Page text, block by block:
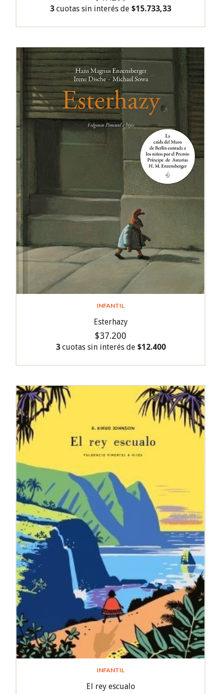
3 cuotas sin interés de $15.733,33
INFANTIL
Esterhazy
$37.200
3cuotas sin interés de $12.400
INFANTIL
El rey escualo